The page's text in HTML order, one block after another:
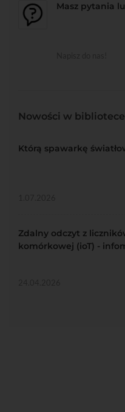
Masz pytania
Nowości w bibliotece
Którą spawarkę
Zdalny odczyt z
komórkowej (ioT) -